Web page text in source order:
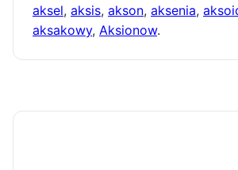
aksel, aksis, akson, aksenia,
aksakowy, Aksionow.